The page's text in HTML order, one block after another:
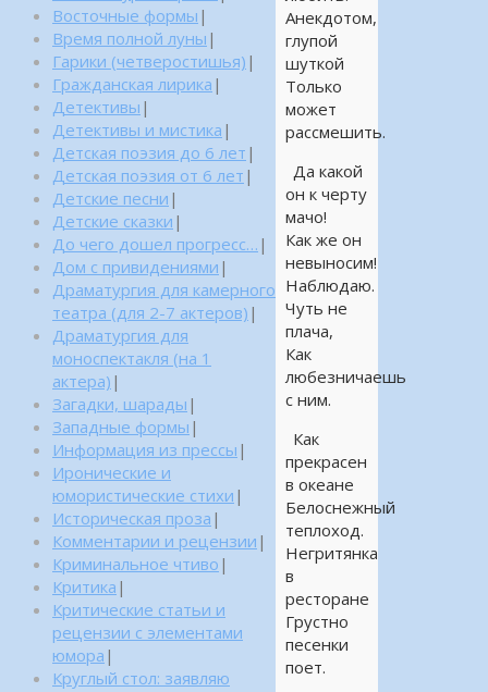
Анекдотом,
глупой
шуткой
Только
может
рассмешить.
Да какой
он к черту
мачо!
Как же он
невыносим!
Наблюдаю.
Чуть не
плача,
Как
любезничаешь
с ним.
Как
прекрасен
в океане
Белоснежный
теплоход.
Негритянка
в
ресторане
Грустно
песенки
поет.
Восточные формы |
Время полной луны |
Гарики (четверостишья) |
Гражданская лирика |
Детективы |
Детективы и мистика |
Детская поэзия до 6 лет |
Детская поэзия от 6 лет |
Детские песни |
Детские сказки |
До чего дошел прогресс… |
Дом с привидениями |
Драматургия для камерного
театра (для 2-7 актеров) |
Драматургия для
моноспектакля (на 1
актера) |
Загадки, шарады |
Западные формы |
Информация из прессы |
Иронические и
юмористические стихи |
Историческая проза |
Комментарии и рецензии |
Криминальное чтиво |
Критика |
Критические статьи и
рецензии с элементами
юмора |
Круглый стол: заявляю